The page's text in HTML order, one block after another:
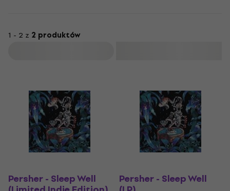
1 - 2 z 2 produktów
Persher - Sleep Well Persher - Sleep Well